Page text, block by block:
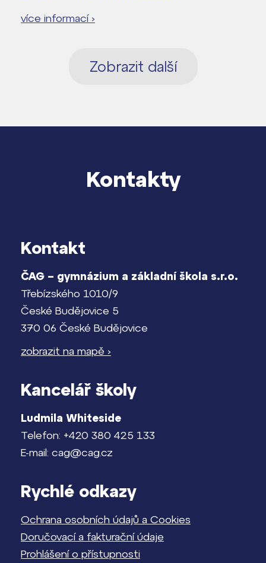
více informací ›
Zobrazit další
Kontakty
Kontakt
ČAG – gymnázium a základní škola s.r.o.
Třebízského 1010/9
České Budějovice 5
370 06 České Budějovice
zobrazit na mapě ›
Kancelář školy
Ludmila Whiteside
Telefon: +420 380 425 133
E-mail: cag@cag.cz
Rychlé odkazy
Ochrana osobních údajů a Cookies
Doručovací a fakturační údaje
Prohlášení o přístupnosti